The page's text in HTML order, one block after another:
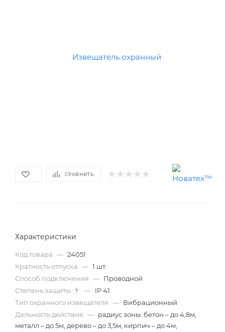
СРАВНИТЬ
Характеристики
Код товара — 24051
Кратность отпуска — 1 шт.
Способ подключения — Проводной
Степень защиты
? — IP 41
Тип охранного извещателя — Вибрационный
Дальность действия — радиус зоны: бетон – до 4,8м,
металл – до 5м, дерево – до 3,5м, кирпич – до 4м,